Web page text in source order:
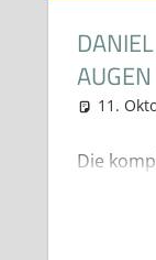
AUGEN
11.
Die